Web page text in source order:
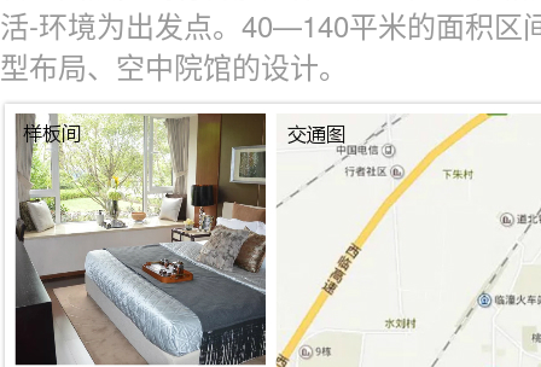
活-环境为出发点。40—140平米的面积区
型布局、空中院馆的设计。